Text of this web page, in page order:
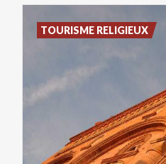
TOURISME RELIGIEUX